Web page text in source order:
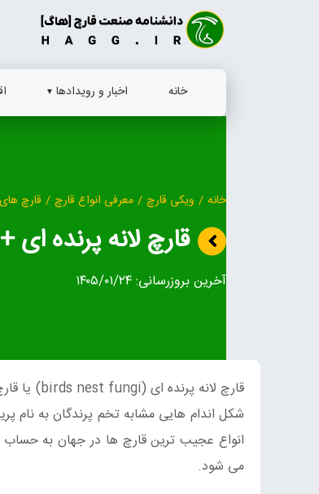
خانه اخبار و رویدادها
خانه / ویکی قارچ / معرفی انواع قارچ / قارچ‌
قارچ لانه پرنده ای
آخرین بروزرسانی:۱۴۰۵/۰۱/۲۴
شکل اندام‌ هایی مشابه تخم پرندگان به
انواع عجیب ترین قارچ ها در جهان به حساب
می شود.